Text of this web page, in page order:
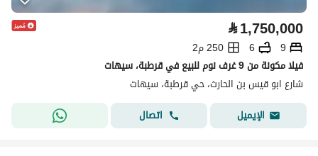
⃁1,750,000
9
6
250 م2
فيلا مكونة من 9 غرف نوم للبيع في قرطبة، سيهات
شارع ابو قيس بن الحارث، حي قرطبة، سيهات
الإيميل
اتصال